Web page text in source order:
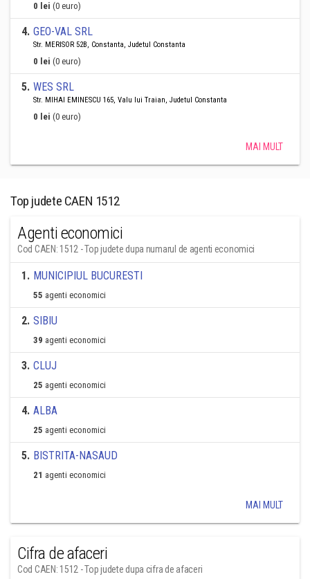
0 lei (0 euro)
4. GEO-VAL SRL
Str. MERISOR 52B, Constanta, Judetul Constanta
0 lei (0 euro)
5. WES SRL
Str. MIHAI EMINESCU 165, Valu lui Traian, Judetul Constanta
0 lei (0 euro)
MAI MULT
Top judete CAEN 1512
Agenti economici
Cod CAEN: 1512 - Top judete dupa numarul de agenti economici
1. MUNICIPIUL BUCURESTI
55 agenti economici
2. SIBIU
39 agenti economici
3. CLUJ
25 agenti economici
4. ALBA
25 agenti economici
5. BISTRITA-NASAUD
21 agenti economici
MAI MULT
Cifra de afaceri
Cod CAEN: 1512 - Top judete dupa cifra de afaceri